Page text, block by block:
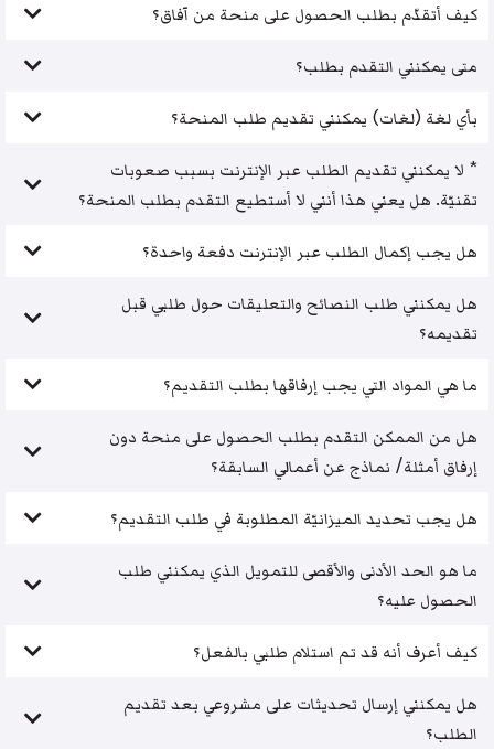
كيف أتقدّم بطلب الحصول على منحة من آفاق؟
متى يمكنني التقدم بطلب؟
بأي لغة (لغات) يمكنني تقديم طلب المنحة؟
* لا يمكنني تقديم الطلب عبر الإنترنت بسبب صعوبات
تقنيّة. هل يعني هذا أنني لا أستطيع التقدم بطلب المنحة؟
هل يجب إكمال الطلب عبر الإنترنت دفعة واحدة؟
هل يمكنني طلب النصائح والتعليقات حول طلبي قبل
تقديمه؟
ما هي المواد التي يجب إرفاقها بطلب التقديم؟
هل من الممكن التقدم بطلب الحصول على منحة دون
إرفاق أمثلة/ نماذج عن أعمالي السابقة؟
هل يجب تحديد الميزانيّة المطلوبة في طلب التقديم؟
ما هو الحد الأدنى والأقصى للتمويل الذي يمكنني طلب
الحصول عليه؟
كيف أعرف أنه قد تم استلام طلبي بالفعل؟
هل يمكنني إرسال تحديثات على مشروعي بعد تقديم
الطلب؟